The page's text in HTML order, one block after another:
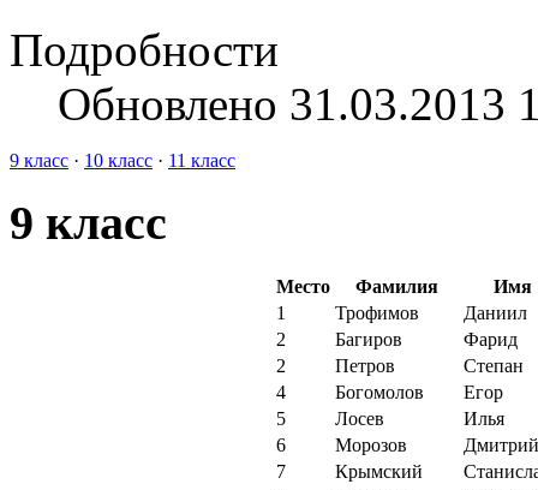
Подробности
Обновлено 31.03.2013
9 класс · 10 класс · 11 класс
9 класс
Место Фамилия
Имя
1
Трофимов
Даниил
2
Багиров
Фарид
2
Петров
Степан
4
Богомолов
Егор
5
Лосев
Илья
6
Морозов
Дмитрий
7
Крымский